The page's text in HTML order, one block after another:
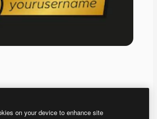
on your device to enhance site